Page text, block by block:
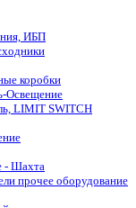
ИБП
коробки
Освещение
LIMIT SWITCH
- Шахта
прочее оборудование